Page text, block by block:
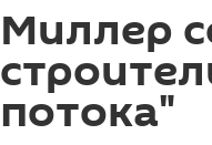
Миллер
потока"